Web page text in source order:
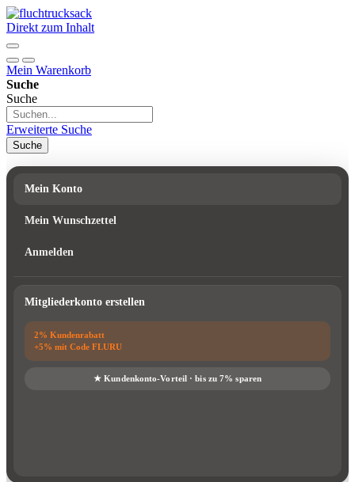
Direkt zum Inhalt
Mein Warenkorb
Suche
Suche
Erweiterte Suche
Suche
Mein Konto
Mein Wunschzettel
Anmelden
Mitgliederkonto erstellen